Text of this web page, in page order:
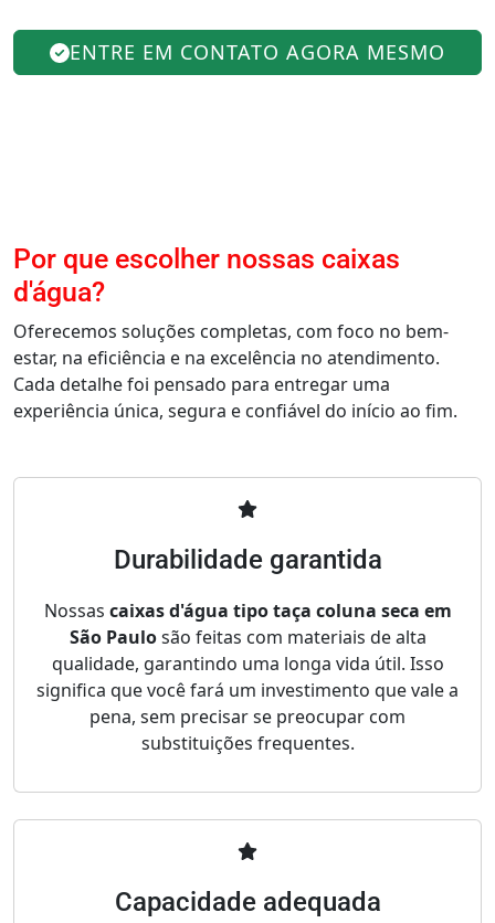
ENTRE EM CONTATO AGORA MESMO
Por que escolher nossas caixas
d'água?
Oferecemos soluções completas, com foco no bem-
estar, na eficiência e na excelência no atendimento.
Cada detalhe foi pensado para entregar uma
experiência única, segura e confiável do início ao fim.
Durabilidade garantida
Nossas caixas d'água tipo taça coluna seca em
São Paulosão feitas com materiais de alta
qualidade, garantindo uma longa vida útil. Isso
significa que você fará um investimento que vale a
pena, sem precisar se preocupar com
substituições frequentes.
Capacidade adequada